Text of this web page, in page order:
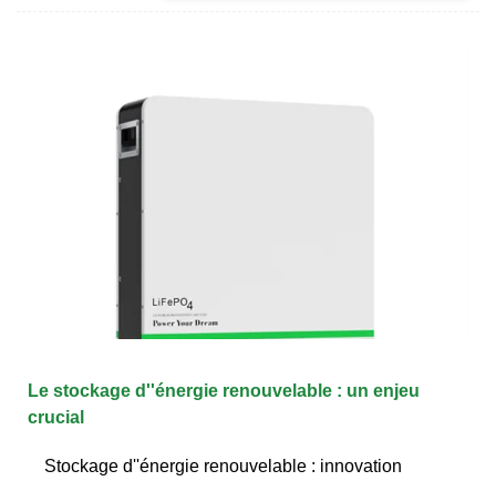
Le stockage d''énergie renouvelable : un enjeu
crucial
Stockage d''énergie renouvelable : innovation